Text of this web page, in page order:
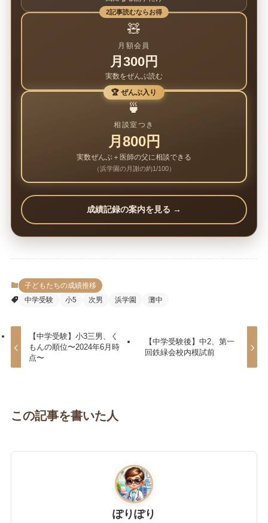
2記事読むならお得
🧸
月額会員
月300円
実数をぜんぶ読む
🏆 ぜんぶ入り
🍵
相談室つき
月800円
実数ぜんぶ＋医師の父に相談できる
（浜学園の月謝の約1/100）
成績記録の案内を見る →
子どもたちの成績推移
中学受験
小5 次男 浜学園 灘中
【中学受験】小3三男、く
もんの順位〜2024年6月時
点〜
【中学受験後】中2、第一
回鉄緑会校内模試前
この記事を書いた人
ぽりぽり